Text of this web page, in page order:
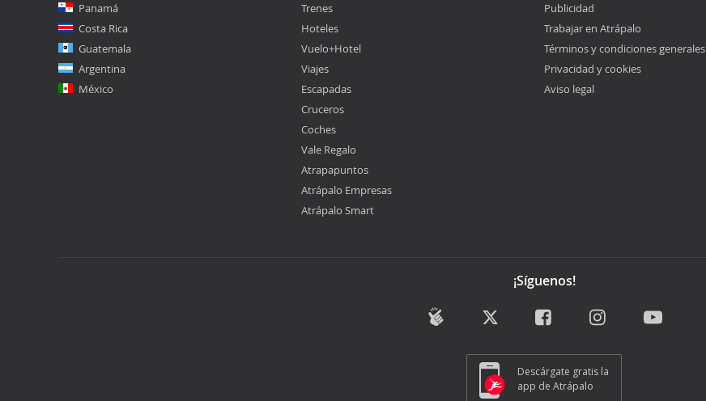
Panamá
Costa Rica
Guatemala
Argentina
México
Trenes
Hoteles
Vuelo+Hotel
Viajes
Escapadas
Cruceros
Coches
Vale Regalo
Atrapapuntos
Atrápalo Empresas
Atrápalo Smart
Publicidad
Trabajar en Atrápalo
Términos y condiciones generales
Privacidad y cookies
Aviso legal
¡Síguenos!
Descárgate gratis la
app de Atrápalo